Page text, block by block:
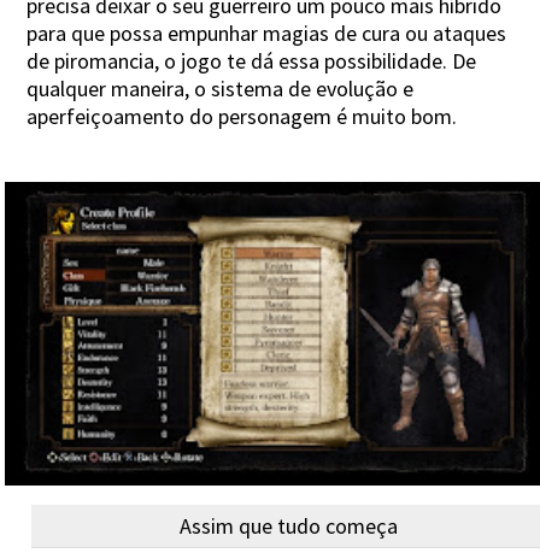
para que possa empunhar magias de cura ou ataques
de piromancia, o jogo te dá essa possibilidade. De
qualquer maneira, o sistema de evolução e
aperfeiçoamento do personagem é muito bom.
Assim que tudo começa